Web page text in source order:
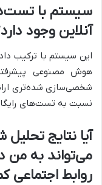
سیستم با
آنلاین وجود
این سیستم با ترکیب
هوش مصنوعی
شخصی‌سازی شده‌تری
نسبت به تست‌های
آیا نتایج
می‌تواند به من
روابط اجتماعی